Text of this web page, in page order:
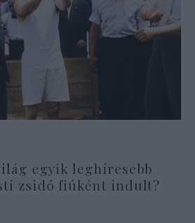
egyik leghíresebb
zsidó fiúként indult?